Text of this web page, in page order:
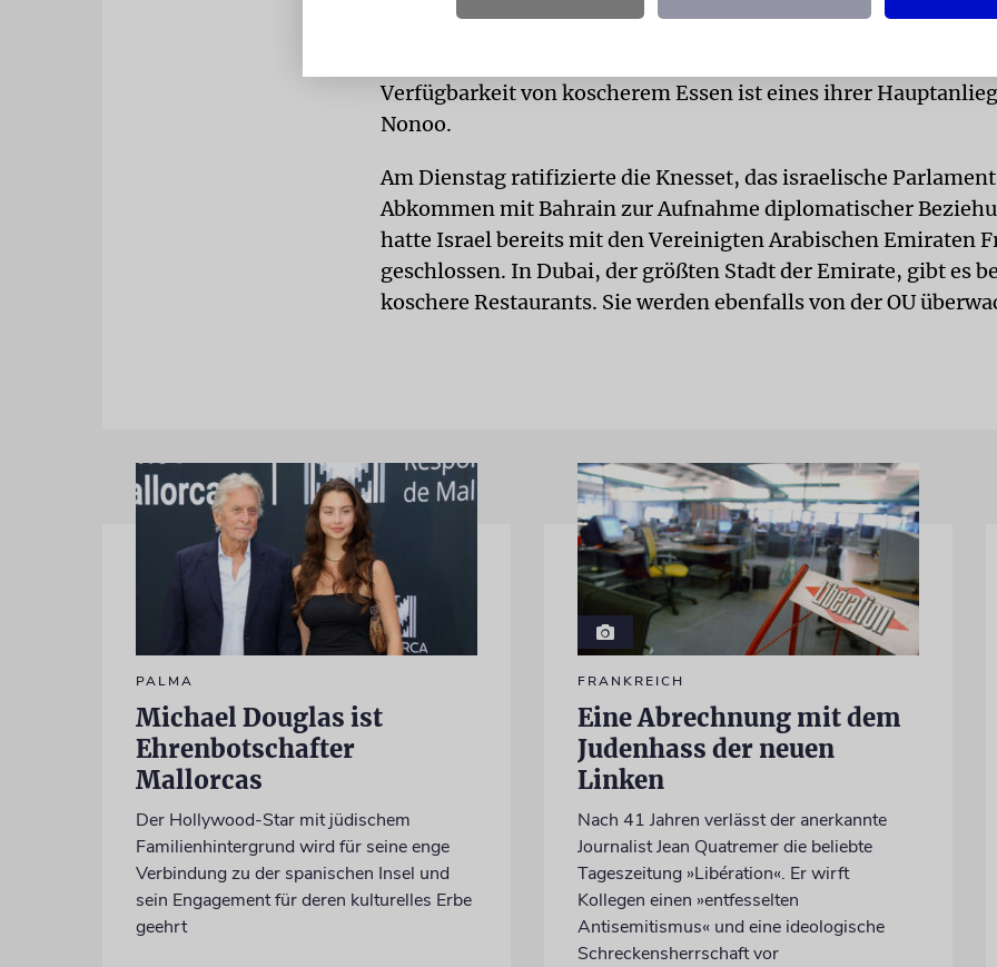
Verfügbarkeit von koscherem Essen ist eines ihrer
Nonoo.
Am Dienstag ratifizierte die Knesset, das israelische
Abkommen mit Bahrain zur Aufnahme diplomatischer
hatte Israel bereits mit den Vereinigten Arabischen Emiraten
geschlossen. In Dubai, der größten Stadt der Emirate, gibt es
koschere Restaurants. Sie werden ebenfalls von der OU
PALMA
Michael Douglas ist
Ehrenbotschafter
Mallorcas
Der Hollywood-Star mit jüdischem
Familienhintergrund wird für seine enge
Verbindung zu der spanischen Insel und
sein Engagement für deren kulturelles Erbe
geehrt
FRANKREICH
Eine Abrechnung mit dem
Judenhass der neuen
Linken
Nach 41 Jahren verlässt der anerkannte
Journalist Jean Quatremer die beliebte
Tageszeitung »Libération«. Er wirft
Kollegen einen »entfesselten
Antisemitismus« und eine ideologische
Schreckensherrschaft vor